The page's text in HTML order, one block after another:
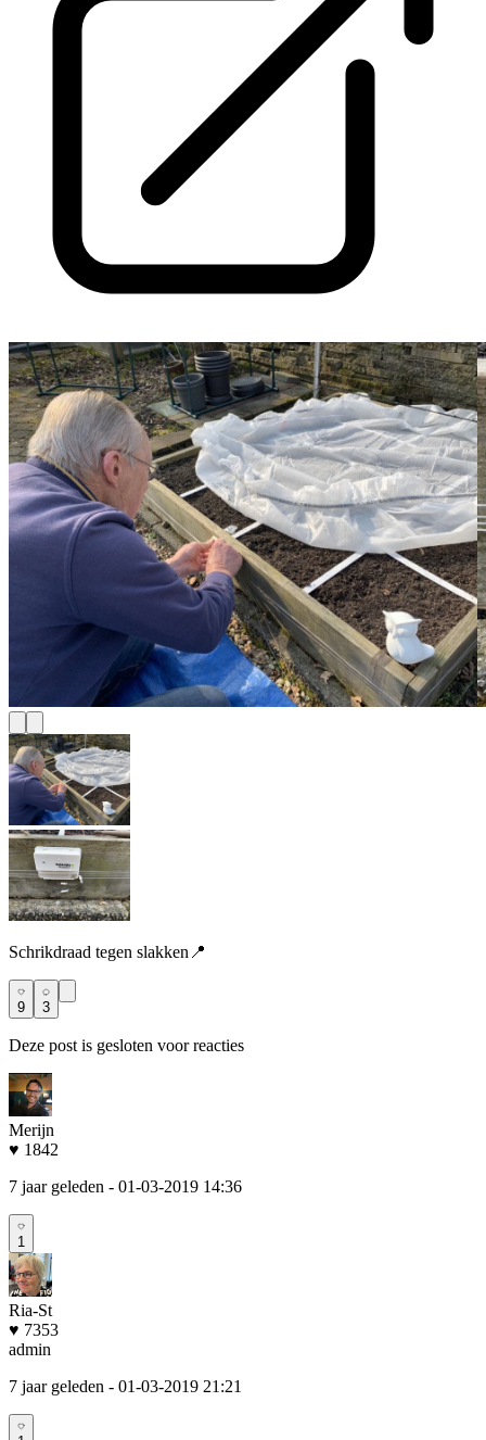
Schrikdraad tegen slakken📍
9 3
Deze post is gesloten voor reacties
Merijn
♥ 1842
7 jaar geleden - 01-03-2019 14:36
1
Ria-St
♥ 7353
admin
7 jaar geleden - 01-03-2019 21:21